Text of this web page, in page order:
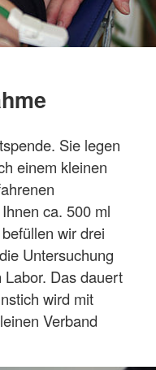
Sie legen
einem kleinen
ca. 500 ml
wir drei
Untersuchung
Das dauert
wird mit
Verband